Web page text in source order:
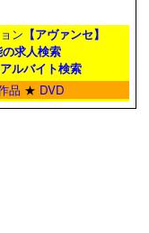
ン 【アヴァンセ】
求人検索
ルバイト検索
品 ★ DVD